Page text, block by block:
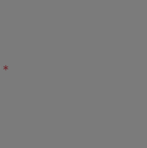
*